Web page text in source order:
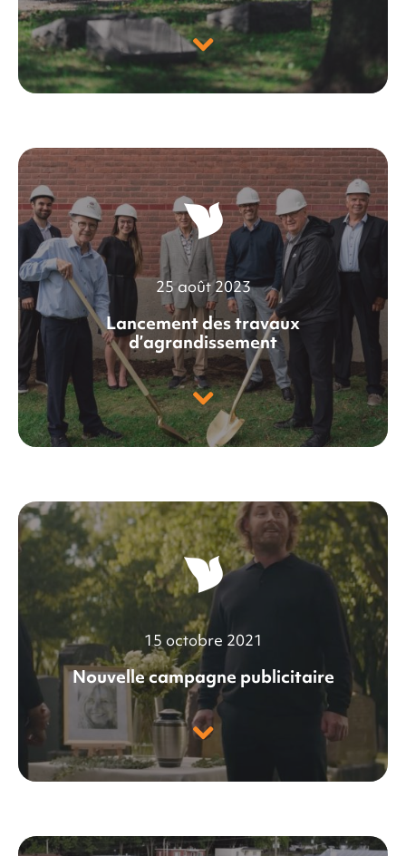
25 août 2023
Lancement des travaux
d’agrandissement
15 octobre 2021
Nouvelle campagne publicitaire